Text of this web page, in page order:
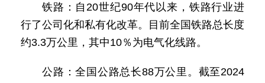
铁路：自20世纪90年代以来，铁路行业进
行了公司化和私有化改革。目前全国铁路总长度
约3.3万公里，其中10％为电气化线路。
公路：全国公路总长88万公里。截至2024